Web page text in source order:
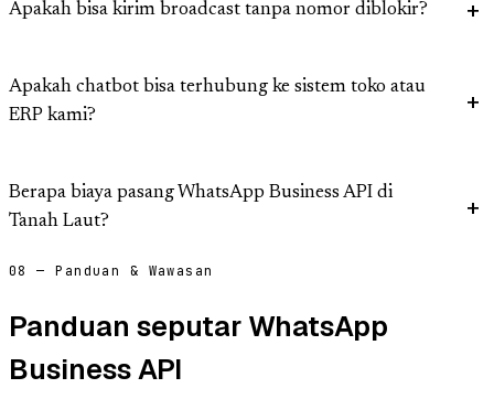
Apakah bisa kirim broadcast tanpa nomor diblokir?
Apakah chatbot bisa terhubung ke sistem toko atau
ERP kami?
Berapa biaya pasang WhatsApp Business API di
Tanah Laut?
08 — Panduan & Wawasan
Panduan seputar WhatsApp
Business API